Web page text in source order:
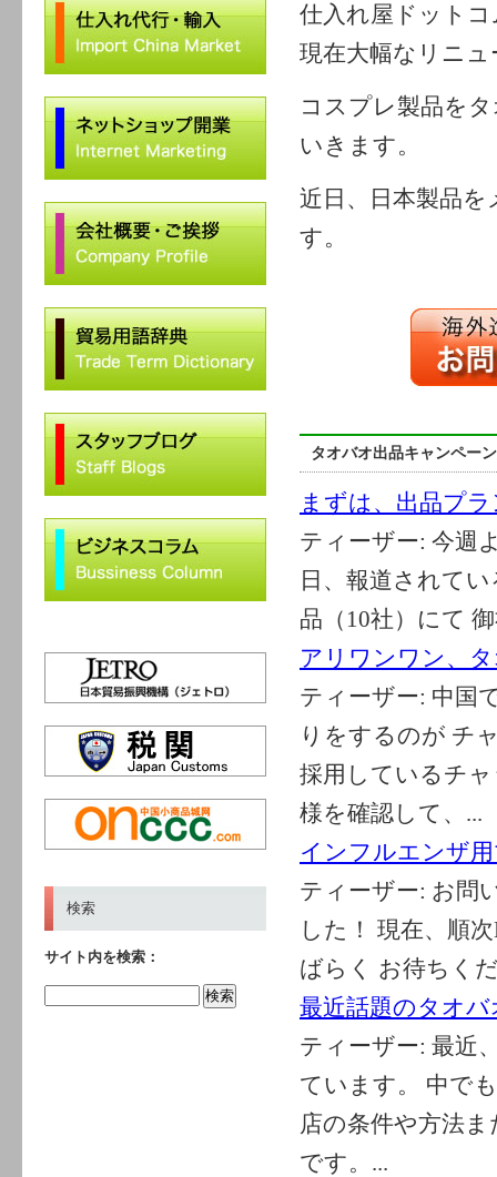
仕入れ屋ドット
現在大幅なリニ
コスプレ製品を
いきます。
近日、日本製品
す。
タオバオ出品キャンペー
まずは、出品プ
ティーザー: 今週
日、報道されて
品（10社）にて
アリワンワン、
ティーザー: 中国
りをするのが チ
採用しているチ
様を確認して、...
インフルエンザ
ティーザー: お問
した！ 現在、順
ばらく お待ちく
最近話題のタオ
ティーザー: 最近
ています。 中で
店の条件や方法
です。...
検索
サイト内を検索：